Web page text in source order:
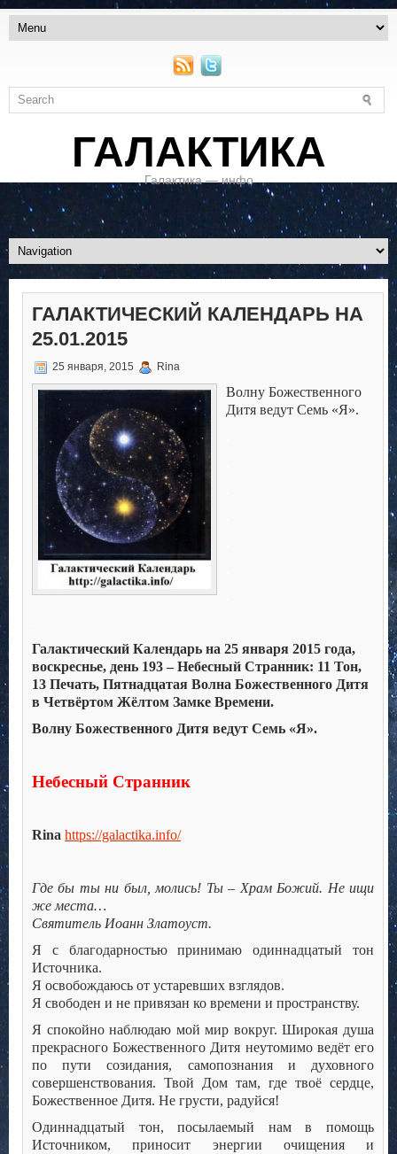
ГАЛАКТИКА
Галактика — инфо
ГАЛАКТИЧЕСКИЙ КАЛЕНДАРЬ НА
25.01.2015
25 января, 2015 Rina
Волну Божественного
Дитя ведут Семь «Я».
Галактический Календарь на 25 января 2015 года,
воскреснье, день 193 – Небесный Странник: 11 Тон,
13 Печать, Пятнадцатая Волна Божественного Дитя
в Четвёртом Жёлтом Замке Времени.
Волну Божественного Дитя ведут Семь «Я».
Небесный Странник
Rina https://galactika.info/
Где бы ты ни был, молись! Ты – Храм Божий. Не ищи
же места…
Святитель Иоанн Златоуст.
Я с благодарностью принимаю одиннадцатый тон
Источника.
Я освобождаюсь от устаревших взглядов.
Я свободен и не привязан ко времени и пространству.
Я спокойно наблюдаю мой мир вокруг. Широкая душа
прекрасного Божественного Дитя неутомимо ведёт его
по пути созидания, самопознания и духовного
совершенствования. Твой Дом там, где твоё сердце,
Божественное Дитя. Не грусти, радуйся!
Одиннадцатый тон, посылаемый нам в помощь
Источником, приносит энергии очищения и